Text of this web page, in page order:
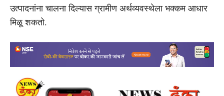
उत्पादनांना चालना दिल्यास ग्रामीण अर्थव्यवस्थेला भक्कम आधार
मिळू शकतो.